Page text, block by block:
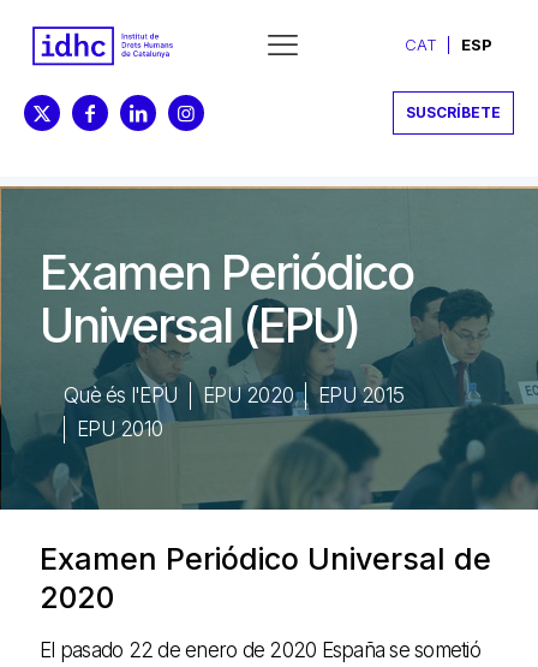
CAT ESP
SUSCRÍBETE
Examen Periódico
Universal (EPU)
Què és l'EPU EPU 2020
EPU 2015
EPU 2010
Examen Periódico Universal de
2020
El pasado 22 de enero de 2020 España se sometió